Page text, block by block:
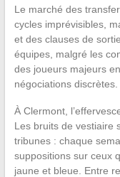
Le marché des
cycles imprévisibles,
et des clauses de
équipes, malgré les
des joueurs majeurs
négociations discrètes.
À Clermont,
Les bruits de vestiaire
tribunes : chaque
suppositions sur ceux
jaune et bleue. Entre